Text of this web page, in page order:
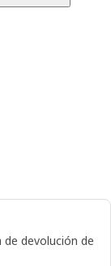
devolución de